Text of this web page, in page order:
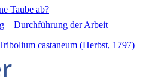
Taube ab?
– Durchführung der Arbeit